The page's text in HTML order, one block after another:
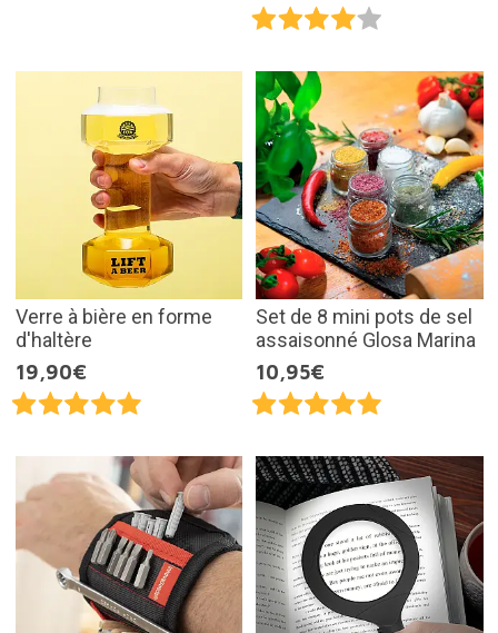
Verre à bière en forme
d'haltère
19,90€
Set de 8 mini pots de sel
assaisonné Glosa Marina
10,95€